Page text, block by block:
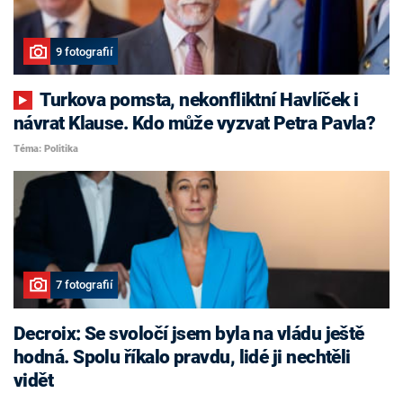
9 fotografií
Turkova pomsta, nekonfliktní Havlíček i
návrat Klause. Kdo může vyzvat Petra Pavla?
Téma: Politika
7 fotografií
Decroix: Se svoločí jsem byla na vládu ještě
hodná. Spolu říkalo pravdu, lidé ji nechtěli
vidět